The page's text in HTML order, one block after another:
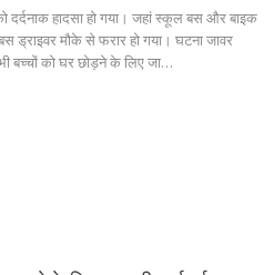
हादसा हो गया। जहां स्कूल बस और बाइक
ड्राइवर मौके से फरार हो गया। घटना जावर
बच्चों को घर छोड़ने के लिए जा…